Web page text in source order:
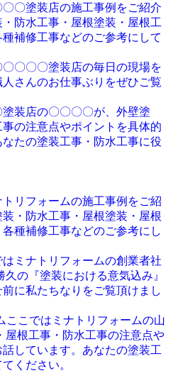
〇塗装店の施工事例をご紹介
防水工事・屋根塗装・屋根工
補修工事などのご参考にして
〇〇〇〇塗装店の毎日の現場を
さんのお仕事ぶりをぜひご覧
装店の〇〇〇〇が、外壁塗
の注意点やポイントを具体的
たの塗装工事・防水工事に役
リフォームの施工事例をご紹
・防水工事・屋根塗装・屋根
種補修工事などのご参考にし
はミナトリフォームの創業者社
の『塗装における意気込み』
に私たちなりをご覧頂けまし
ここではミナトリフォームの山
屋根工事・防水工事の注意点や
しています。あなたの塗装工
ください。